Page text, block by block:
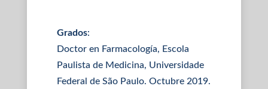
Grados:
Doctor en Farmacología, Escola
Paulista de Medicina, Universidade
Federal de São Paulo. Octubre 2019.